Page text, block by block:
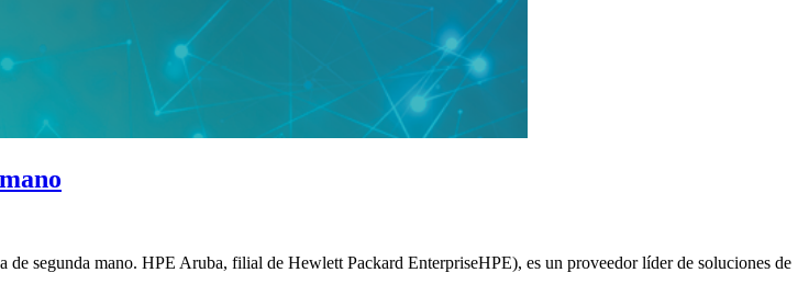
de segunda mano. HPE Aruba, filial de Hewlett Packard EnterpriseHPE), es un proveedor líder de soluciones de